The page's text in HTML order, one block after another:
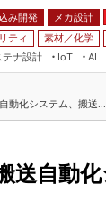
み開発 メカ設計
ティ 素材／化学
テナ設計
IoT
AI
JIMTOF
IIFES
つな
VR／AR
動化システム、搬送...
送自動